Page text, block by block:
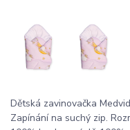
Dětská zavinovačka
Zapínání na suchý zip.